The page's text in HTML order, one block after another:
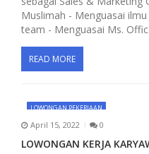
i
o
n
Muslimah - Menguasai
team - Menguasai Ms. Offic
READ MORE
LOWONGAN PEKERJAAN
April 15, 2022 0
LOWONGAN KERJA